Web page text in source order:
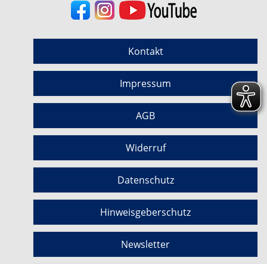
Kontakt
Impressum
AGB
Widerruf
Datenschutz
Hinweisgeberschutz
Newsletter